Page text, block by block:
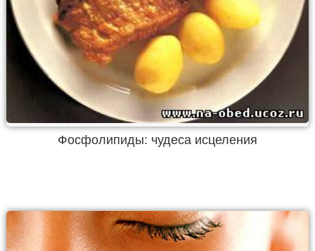
Фосфолипиды: чудеса исцеления